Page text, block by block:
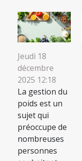
Jeudi 18
décembre
2025 12:18
La gestion du
poids est un
sujet qui
préoccupe de
nombreuses
personnes